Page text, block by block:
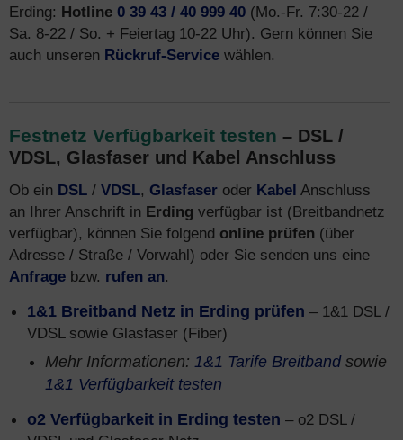
Erding: Hotline 0 39 43 / 40 999 40 (Mo.-Fr. 7:30-22 /
Sa. 8-22 / So. + Feiertag 10-22 Uhr). Gern können Sie
auch unseren Rückruf-Service wählen.
Festnetz Verfügbarkeit testen – DSL /
VDSL, Glasfaser und Kabel Anschluss
Ob ein DSL / VDSL, Glasfaser oder Kabel Anschluss
an Ihrer Anschrift in Erding verfügbar ist (Breitbandnetz
verfügbar), können Sie folgend online prüfen (über
Adresse / Straße / Vorwahl) oder Sie senden uns eine
Anfrage bzw. rufen an.
1&1 Breitband Netz in Erding prüfen – 1&1 DSL /
VDSL sowie Glasfaser (Fiber)
Mehr Informationen: 1&1 Tarife Breitbandsowie
1&1 Verfügbarkeit testen
o2 Verfügbarkeit in Erding testen – o2 DSL /